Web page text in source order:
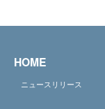
HOME
ニュースリリース